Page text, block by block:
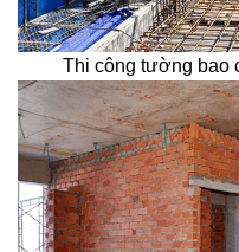
Thi công tường bao